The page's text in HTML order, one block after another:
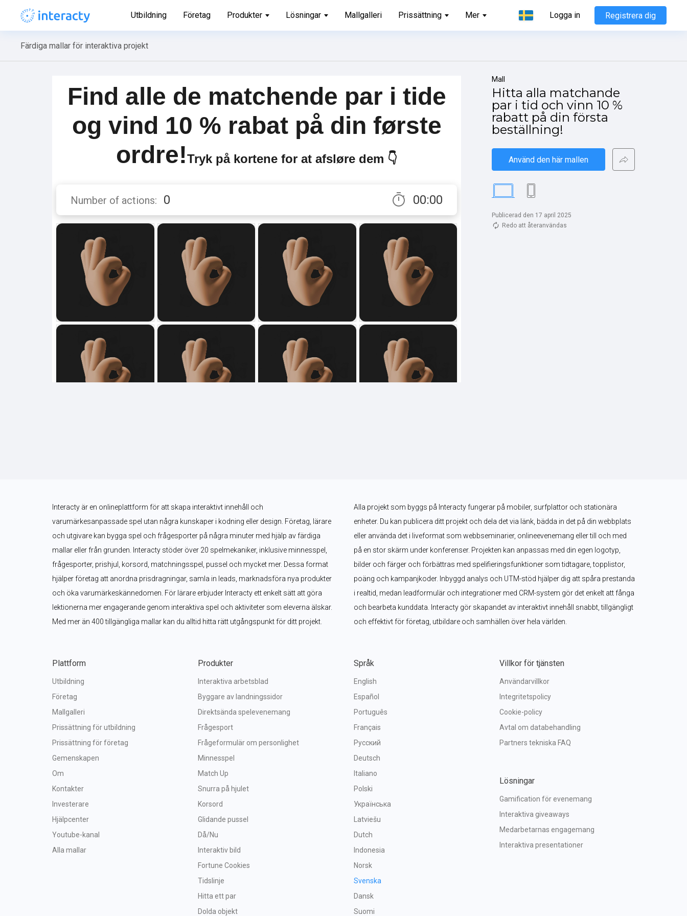
Utbildning Företag Produkter Lösningar Mallgalleri Prissättning Mer Logga in Registrera dig
Färdiga mallar för interaktiva projekt
Mall
Hitta alla matchande
par i tid och vinn 10 %
rabatt på din första
beställning!
Använd den här mallen
Publicerad den 17 april 2025
Redo att återanvändas
Interacty är en onlineplattform för att skapa interaktivt innehåll och
varumärkesanpassade spel utan några kunskaper i kodning eller design. Företag, lärare
och utgivare kan bygga spel och frågesporter på några minuter med hjälp av färdiga
mallar eller från grunden. Interacty stöder över 20 spelmekaniker, inklusive minnesspel,
frågesporter, prishjul, korsord, matchningsspel, pussel och mycket mer. Dessa format
hjälper företag att anordna prisdragningar, samla in leads, marknadsföra nya produkter
och öka varumärkeskännedomen. För lärare erbjuder Interacty ett enkelt sätt att göra
lektionerna mer engagerande genom interaktiva spel och aktiviteter som eleverna älskar.
Med mer än 400 tillgängliga mallar kan du alltid hitta rätt utgångspunkt för ditt projekt.
Alla projekt som byggs på Interacty fungerar på mobiler, surfplattor och stationära
enheter. Du kan publicera ditt projekt och dela det via länk, bädda in det på din webbplats
eller använda det i liveformat som webbseminarier, onlineevenemang eller till och med
på en stor skärm under konferenser. Projekten kan anpassas med din egen logotyp,
bilder och färger och förbättras med spelifieringsfunktioner som tidtagare, topplistor,
poäng och kampanjkoder. Inbyggd analys och UTM-stöd hjälper dig att spåra prestanda
i realtid, medan leadformulär och integrationer med CRM-system gör det enkelt att fånga
och bearbeta kunddata. Interacty gör skapandet av interaktivt innehåll snabbt, tillgängligt
och effektivt för företag, utbildare och samhällen över hela världen.
Plattform
Utbildning
Företag
Mallgalleri
Prissättning för utbildning
Prissättning för företag
Gemenskapen
Om
Kontakter
Investerare
Hjälpcenter
Youtube-kanal
Alla mallar
Produkter
Interaktiva arbetsblad
Byggare av landningssidor
Direktsända spelevenemang
Frågesport
Frågeformulär om personlighet
Minnesspel
Match Up
Snurra på hjulet
Korsord
Glidande pussel
Då/Nu
Interaktiv bild
Fortune Cookies
Tidslinje
Hitta ett par
Dolda objekt
Språk
English
Español
Português
Français
Русский
Deutsch
Italiano
Polski
Українська
Latviešu
Dutch
Indonesia
Norsk
Svenska
Dansk
Suomi
Villkor för tjänsten
Användarvillkor
Integritetspolicy
Cookie-policy
Avtal om databehandling
Partners tekniska FAQ
Lösningar
Gamification för evenemang
Interaktiva giveaways
Medarbetarnas engagemang
Interaktiva presentationer